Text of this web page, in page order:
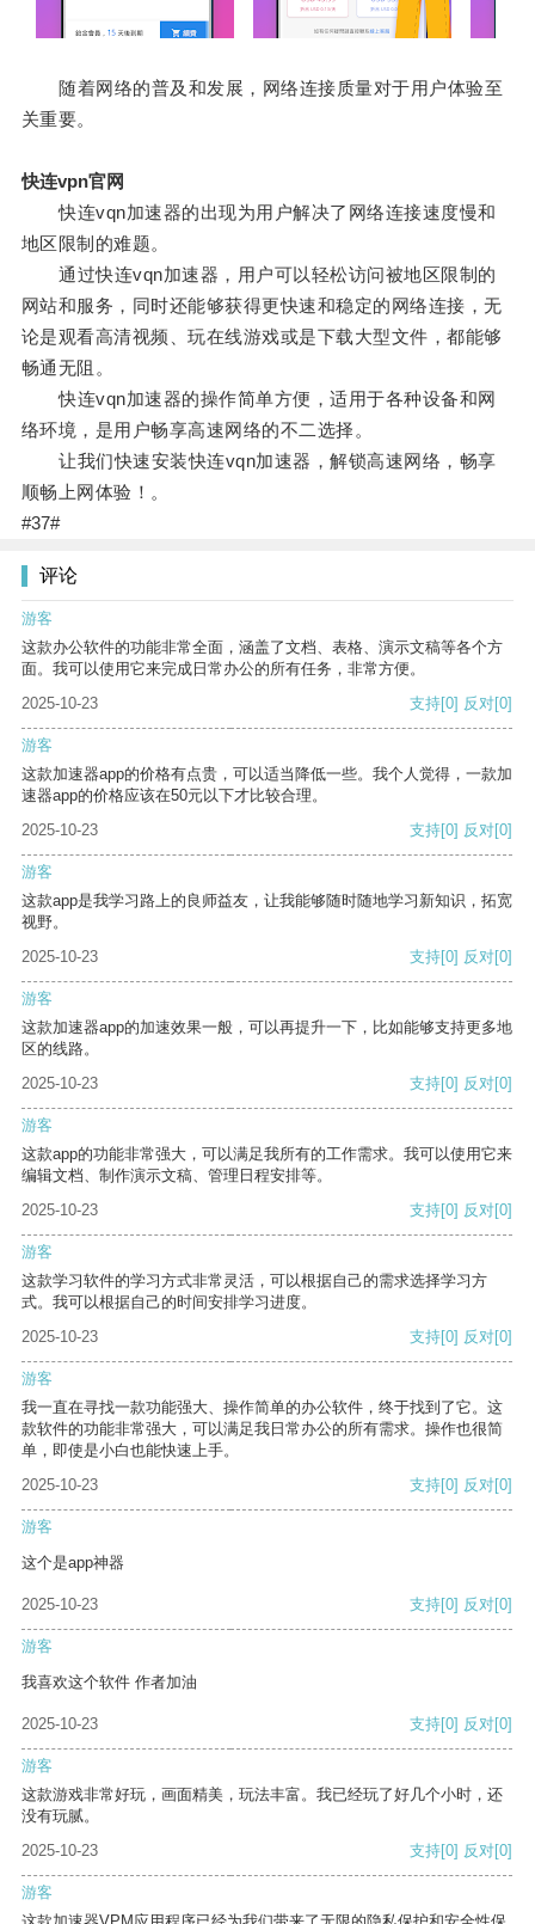
随着网络的普及和发展，网络连接质量对于用户体验至
关重要。
快连vpn官网
快连vqn加速器的出现为用户解决了网络连接速度慢和
地区限制的难题。
通过快连vqn加速器，用户可以轻松访问被地区限制的
网站和服务，同时还能够获得更快速和稳定的网络连接，无
论是观看高清视频、玩在线游戏或是下载大型文件，都能够
畅通无阻。
快连vqn加速器的操作简单方便，适用于各种设备和网
络环境，是用户畅享高速网络的不二选择。
让我们快速安装快连vqn加速器，解锁高速网络，畅享
顺畅上网体验！。
#37#
评论
游客
这款办公软件的功能非常全面，涵盖了文档、表格、演示文稿等各个方
面。我可以使用它来完成日常办公的所有任务，非常方便。
2025-10-23
支持[0] 反对[0]
游客
这款加速器app的价格有点贵，可以适当降低一些。我个人觉得，一款加
速器app的价格应该在50元以下才比较合理。
2025-10-23
支持[0] 反对[0]
游客
这款app是我学习路上的良师益友，让我能够随时随地学习新知识，拓宽
视野。
2025-10-23
支持[0] 反对[0]
游客
这款加速器app的加速效果一般，可以再提升一下，比如能够支持更多地
区的线路。
2025-10-23
支持[0] 反对[0]
游客
这款app的功能非常强大，可以满足我所有的工作需求。我可以使用它来
编辑文档、制作演示文稿、管理日程安排等。
2025-10-23
支持[0] 反对[0]
游客
这款学习软件的学习方式非常灵活，可以根据自己的需求选择学习方
式。我可以根据自己的时间安排学习进度。
2025-10-23
支持[0] 反对[0]
游客
我一直在寻找一款功能强大、操作简单的办公软件，终于找到了它。这
款软件的功能非常强大，可以满足我日常办公的所有需求。操作也很简
单，即使是小白也能快速上手。
2025-10-23
支持[0] 反对[0]
游客
这个是app神器
2025-10-23 支持[0] 反对[0]
游客
我喜欢这个软件 作者加油
2025-10-23 支持[0] 反对[0]
游客
这款游戏非常好玩，画面精美，玩法丰富。我已经玩了好几个小时，还
没有玩腻。
2025-10-23
支持[0] 反对[0]
游客